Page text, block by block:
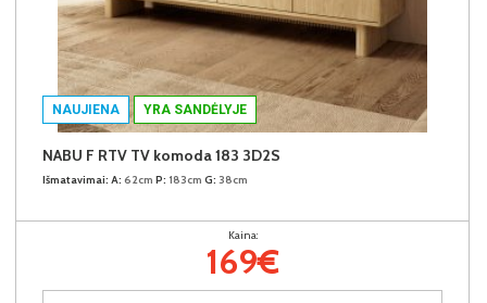
NAUJIENA YRA SANDĖLYJE
NABU F RTV TV komoda 183 3D2S
Išmatavimai: A: 62cm P: 183cm G: 38cm
Kaina:
169€